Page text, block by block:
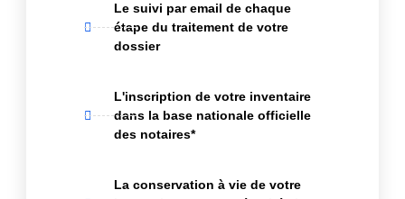
Le suivi par email de chaque
étape du traitement de votre
dossier
L'inscription de votre inventaire
dans la base nationale officielle
des notaires*
La conservation à vie de votre